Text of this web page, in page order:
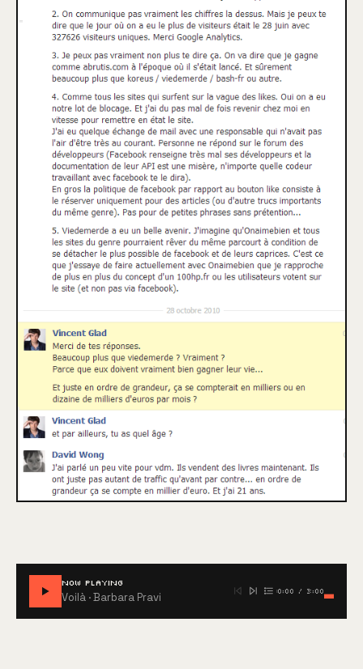
NOW PLAYING
Voilà · Barbara Pravi 0:00 / 3:00